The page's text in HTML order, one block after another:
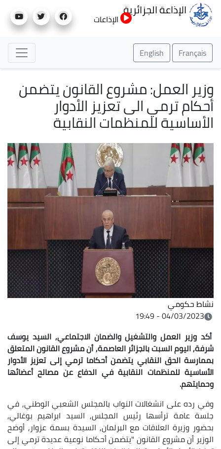
إلى
الإذاعة الجزائرية
الإذاعات
Français
English
وزير العمل: مشروع القانون يتضمن
أحكام ترمي الى تعزيز الأدوار
الأساسية للمنظمات النقابية
نشاط حكومي
04/03/2023 - 19:49
أكد وزير العمل والتشغيل والضمان الاجتماعي, السيد يوسف
شرفة, اليوم السبت بالجزائر العاصمة, أن مشروع القانون المتعلق
بممارسة الحق النقابي يتضمن أحكاما ترمي إلى تعزيز الأدوار
الأساسية للمنظمات النقابية في الدفاع عن مصالح أعضائها
وحمايتهم.
وفي رده على انشغالات النواب بالمجلس الشعبي الوطني, في
جلسة عامة ترأسها رئيس المجلس, السيد ابراهيم بوغالي,
بحضور وزيرة العلاقات مع البرلمان, السيدة بسمة عزوار, أوضح
الوزير أن مشروع القانون "يتضمن أحكاما نوعية عديدة ترمي إلى